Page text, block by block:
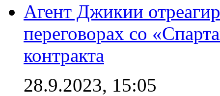
Агент Джикии
переговорах со
контракта
28.9.2023, 15:05